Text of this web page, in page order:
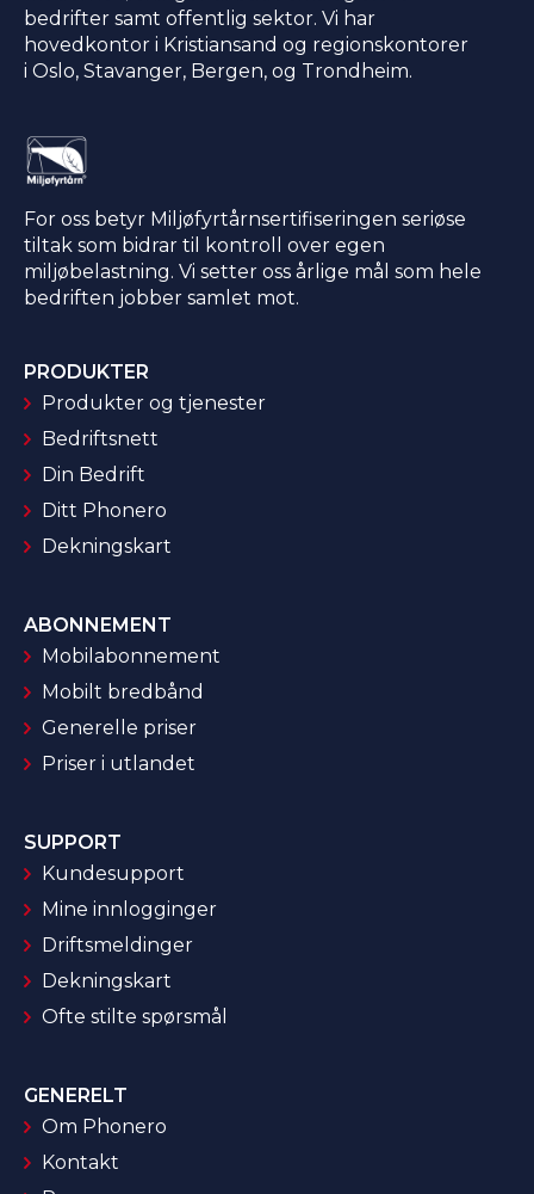
bedrifter samt offentlig sektor. Vi har
hovedkontor i Kristiansand og regionskontorer
i Oslo, Stavanger, Bergen, og Trondheim.
For oss betyr Miljøfyrtårnsertifiseringen seriøse
tiltak som bidrar til kontroll over egen
miljøbelastning. Vi setter oss årlige mål som hele
bedriften jobber samlet mot.
PRODUKTER
Produkter og tjenester
Bedriftsnett
Din Bedrift
Ditt Phonero
Dekningskart
ABONNEMENT
Mobilabonnement
Mobilt bredbånd
Generelle priser
Priser i utlandet
SUPPORT
Kundesupport
Mine innlogginger
Driftsmeldinger
Dekningskart
Ofte stilte spørsmål
GENERELT
Om Phonero
Kontakt